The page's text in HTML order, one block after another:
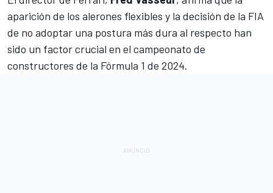
aparición de los alerones flexibles y la decisión de la FIA
de no adoptar una postura más dura al respecto han
sido un factor crucial en el campeonato de
constructores de la Fórmula 1 de 2024.